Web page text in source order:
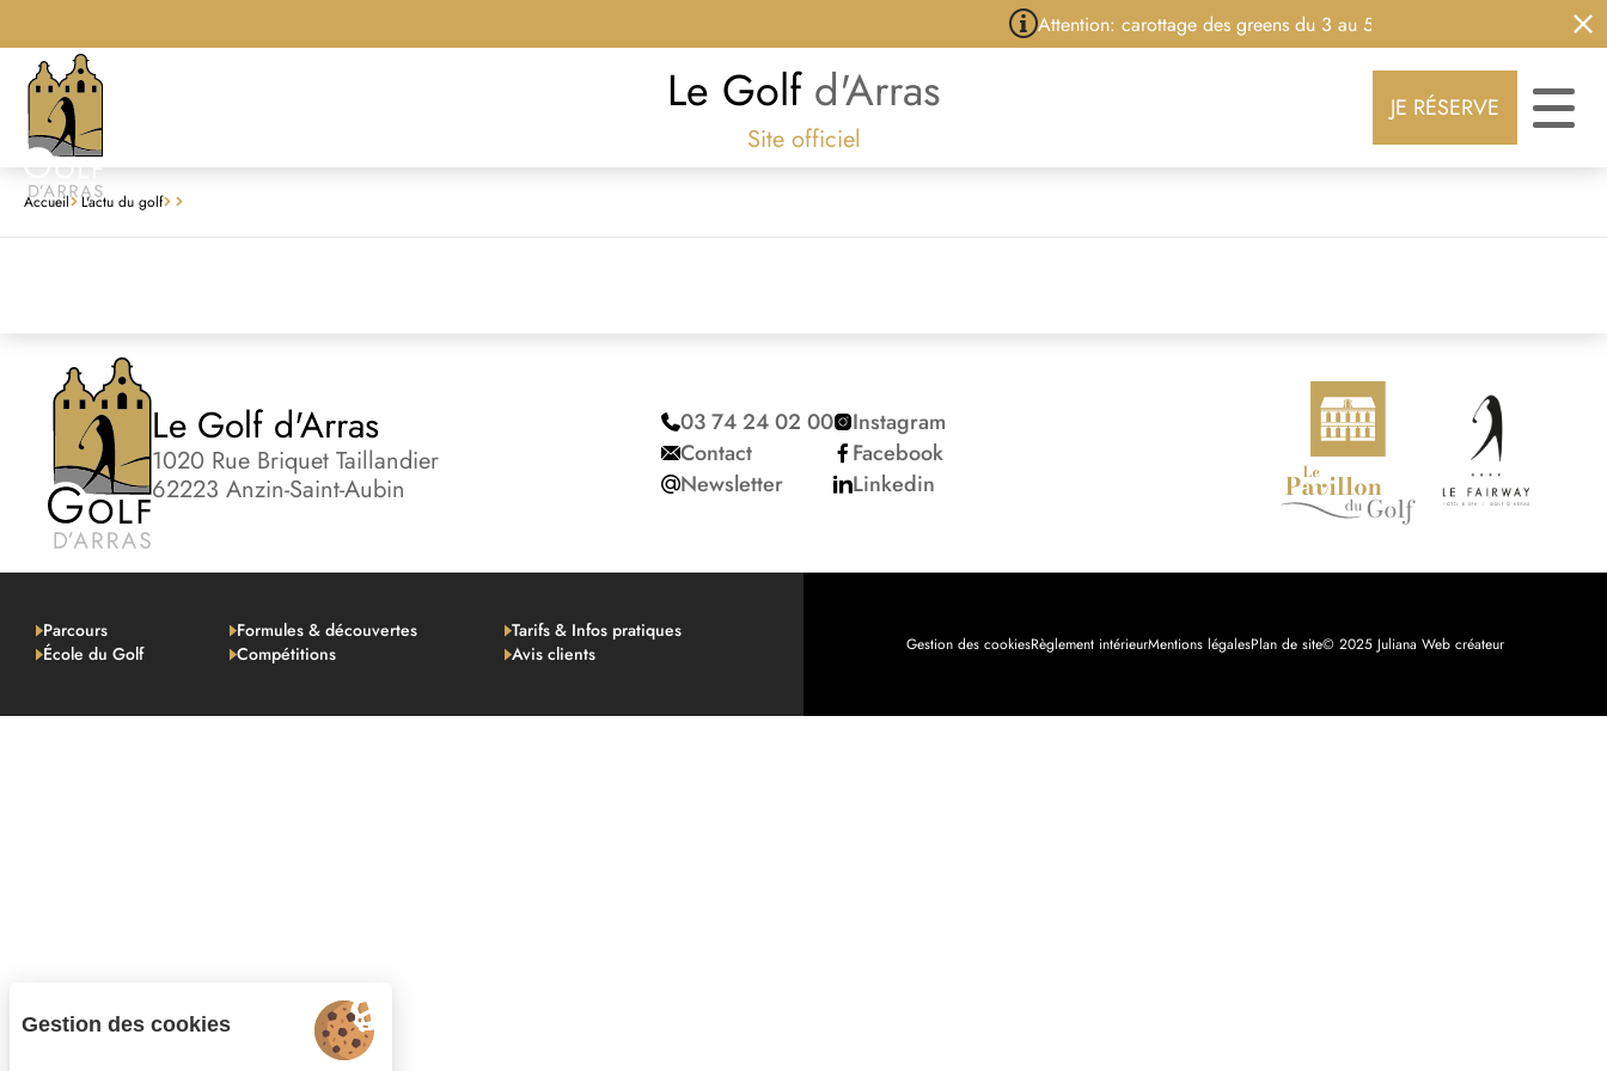
Attention: carottage des greens du 3 au 5 août 2026
Le Golf d'Arras
Site officiel
JE RÉSERVE
Accueil L'actu du golf
Le Golf d'Arras
1020 Rue Briquet Taillandier
62223 Anzin-Saint-Aubin
03 74 24 02 00
Contact
Newsletter
Instagram
Facebook
Linkedin
Parcours
École du Golf
Formules & découvertes
Compétitions
Tarifs & Infos pratiques
Avis clients
Gestion des cookiesRèglement intérieurMentions légalesPlan de site© 2025 Juliana Web créateur
Gestion des cookies